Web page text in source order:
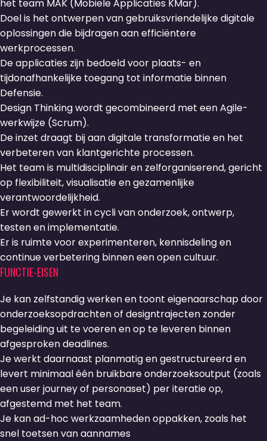
het team MAK (Mobiele Applicaties KMar).
Doel is het ontwerpen van gebruiksvriendelijke digitale
oplossingen die bijdragen aan efficiëntere
werkprocessen.
De applicaties zijn bedoeld voor plaats- en
tijdonafhankelijke toegang tot informatie binnen
Defensie.
Design Thinking wordt gecombineerd met een Agile-
werkwijze (Scrum).
De inzet draagt bij aan digitale transformatie en het
verbeteren van klantgerichte processen.
Het team is multidisciplinair en zelforganiserend, gericht
op flexibiliteit, visualisatie en gezamenlijke
verantwoordelijkheid.
Er wordt gewerkt in cycli van onderzoek, ontwerp,
testen en implementatie.
Er is ruimte voor experimenteren, kennisdeling en
continue verbetering binnen een open cultuur.
FUNCTIE-EISEN
Je kan zelfstandig werken en toont eigenaarschap door
onderzoeksopdrachten of designtrajecten zonder
begeleiding uit te voeren en op te leveren binnen
afgesproken deadlines.
Je werkt daarnaast planmatig en gestructureerd en
levert minimaal één bruikbare onderzoeksoutput (zoals
een user journey of personaset) per iteratie op,
afgestemd met het team.
Je kan ad-hoc werkzaamheden oppakken, zoals het
snel toetsen van aannames